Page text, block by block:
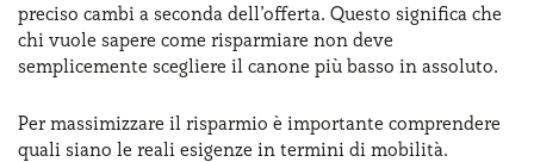
preciso cambi a seconda dell’offerta. Questo significa che
chi vuole sapere come risparmiare non deve
semplicemente scegliere il canone più basso in assoluto.
Per massimizzare il risparmio è importante comprendere
quali siano le reali esigenze in termini di mobilità.